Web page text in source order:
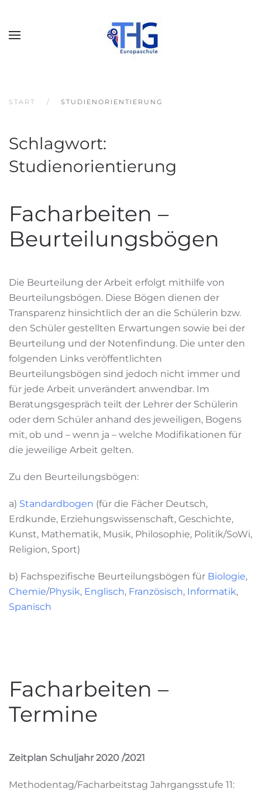
START STUDIENORIENTIERUNG
Schlagwort:
Studienorientierung
Facharbeiten –
Beurteilungsbögen
Die Beurteilung der Arbeit erfolgt mithilfe von
Beurteilungsbögen. Diese Bögen dienen der
Transparenz hinsichtlich der an die Schülerin bzw.
den Schüler gestellten Erwartungen sowie bei der
Beurteilung und der Notenfindung. Die unter den
folgenden Links veröffentlichten
Beurteilungsbögen sind jedoch nicht immer und
für jede Arbeit unverändert anwendbar. Im
Beratungsgespräch teilt der Lehrer der Schülerin
oder dem Schüler anhand des jeweiligen, Bogens
mit, ob und – wenn ja – welche Modifikationen für
die jeweilige Arbeit gelten.
Zu den Beurteilungsbögen:
a) Standardbogen (für die Fächer Deutsch,
Erdkunde, Erziehungswissenschaft, Geschichte,
Kunst, Mathematik, Musik, Philosophie, Politik/SoWi,
Religion, Sport)
b) Fachspezifische Beurteilungsbögen für Biologie,
Chemie/Physik, Englisch, Französisch, Informatik,
Spanisch
Facharbeiten –
Termine
Zeitplan Schuljahr 2020 /2021
Methodentag/Facharbeitstag Jahrgangsstufe 11: